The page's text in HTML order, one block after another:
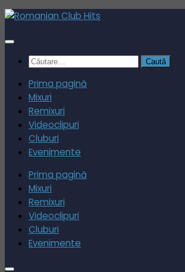
Skip
content
Caută
Prima pagină
Mixuri
Remixuri
Videoclipuri
Cluburi
Evenimente
Prima pagină
Mixuri
Remixuri
Videoclipuri
Cluburi
Evenimente